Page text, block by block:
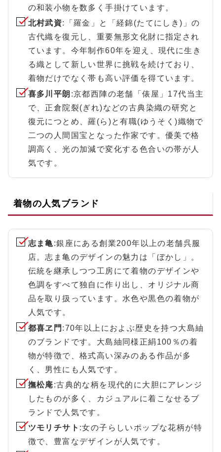
の和装小物を数多く手掛けています。
北村武資:「羅金」と「経錦(たてにしき)」の
古代織を復元し、重要無形文化財に指定され
ています。今年制作60年を迎え、現代に生き
る織として新しい世界に挑戦を続けており、
着物だけでなく帯も高い評価を得ています。
喜多川平朗 :京都西陣の老舗「俵屋」17代当主
で、正倉院裂(ぎれ)などの古典染織の研究と
復元につとめ、羅(ら)と有職(ゆうそく)織物で
二つの人間国宝となった作家です。優美で格
調高く、光の加減で変化する色合いの帯が人
気です。
着物の人気ブランド
志ま亀:銀座にある創業200年以上の老舗呉服
店。志ま亀のデザインの魅力は「ぼかし」。
伝統を継承しつつ工房にて着物のデザインや
色調をすべて独自に作り出し、オリジナル商
品を取り扱っています。水色や黒色の着物が
人気です。
都喜ヱ門 :70年以上におよぶ歴史を持つ大島紬
のブランドです。大島紬同様正絹100％の着
物が特徴で、格式高い深みのある作品が多
く、男性にも人気です。
撫松庵:古典的な柄を現代的に大胆にアレンジ
したものが多く、カジュアルに着こなせるブ
ランドで人気です。
ツモリチサト :女の子らしいポップな花柄が特
徴で、豊富なデザインが人気です。